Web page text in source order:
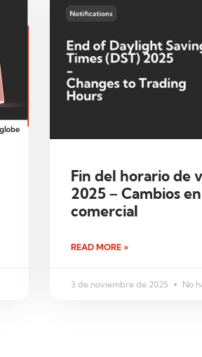
Fin del horario de
2025 – Cambios
comercial
READ MORE »
3 de noviembre de 2025 No